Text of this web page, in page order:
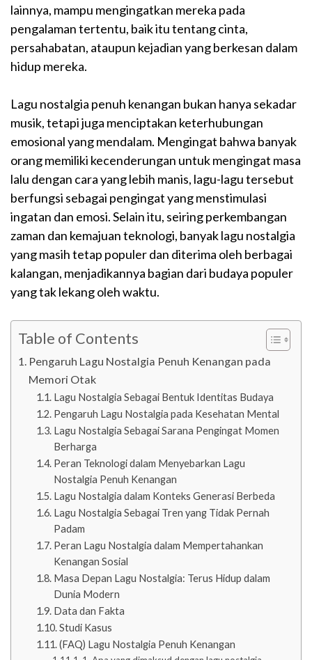
lainnya, mampu mengingatkan mereka pada
pengalaman tertentu, baik itu tentang cinta,
persahabatan, ataupun kejadian yang berkesan dalam
hidup mereka.
Lagu nostalgia penuh kenangan bukan hanya sekadar
musik, tetapi juga menciptakan keterhubungan
emosional yang mendalam. Mengingat bahwa banyak
orang memiliki kecenderungan untuk mengingat masa
lalu dengan cara yang lebih manis, lagu-lagu tersebut
berfungsi sebagai pengingat yang menstimulasi
ingatan dan emosi. Selain itu, seiring perkembangan
zaman dan kemajuan teknologi, banyak lagu nostalgia
yang masih tetap populer dan diterima oleh berbagai
kalangan, menjadikannya bagian dari budaya populer
yang tak lekang oleh waktu.
Table of Contents
Pengaruh Lagu Nostalgia Penuh Kenangan pada
Memori Otak
Lagu Nostalgia Sebagai Bentuk Identitas Budaya
Pengaruh Lagu Nostalgia pada Kesehatan Mental
Lagu Nostalgia Sebagai Sarana Pengingat Momen
Berharga
Peran Teknologi dalam Menyebarkan Lagu
Nostalgia Penuh Kenangan
Lagu Nostalgia dalam Konteks Generasi Berbeda
Lagu Nostalgia Sebagai Tren yang Tidak Pernah
Padam
Peran Lagu Nostalgia dalam Mempertahankan
Kenangan Sosial
Masa Depan Lagu Nostalgia: Terus Hidup dalam
Dunia Modern
Data dan Fakta
Studi Kasus
(FAQ) Lagu Nostalgia Penuh Kenangan